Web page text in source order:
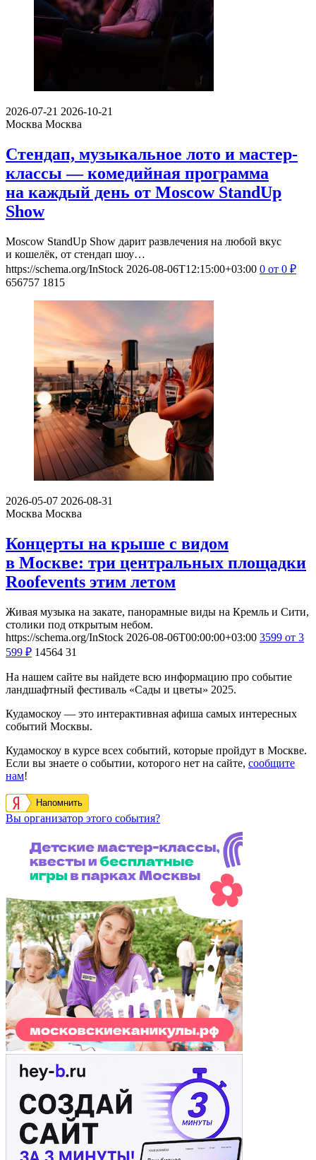
2026-07-21 2026-10-21
Москва Москва
Стендап, музыкальное лото и мастер-
классы — комедийная программа
на каждый день от Moscow StandUp
Show
Moscow StandUp Show дарит развлечения на любой вкус
и кошелёк, от стендап шоу…
https://schema.org/InStock 2026-08-06T12:15:00+03:00 0 от 0 ₽
656757 1815
2026-05-07 2026-08-31
Москва Москва
Концерты на крыше с видом
в Москве: три центральных площадки
Roofevents этим летом
Живая музыка на закате, панорамные виды на Кремль и Сити,
столики под открытым небом.
https://schema.org/InStock 2026-08-06T00:00:00+03:00 3599 от 3
599 ₽ 14564 31
На нашем сайте вы найдете всю информацию про событие
ландшафтный фестиваль «Сады и цветы» 2025.
Кудамоскоу — это интерактивная афиша самых интересных
событий Москвы.
Кудамоскоу в курсе всех событий, которые пройдут в Москве.
Если вы знаете о событии, которого нет на сайте, сообщите
нам!
Напомнить
Вы организатор этого события?